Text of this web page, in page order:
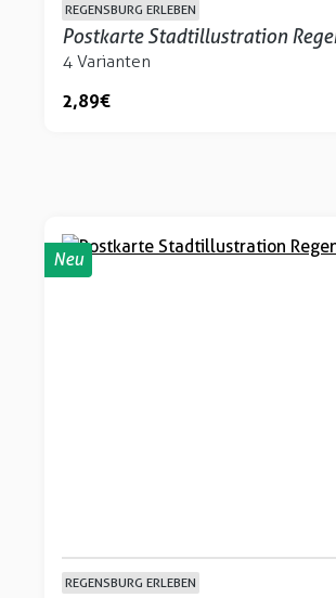
REGENSBURG ERLEBEN
Postkarte Stadtillustration
4 Varianten
2,89 €
Neu
REGENSBURG ERLEBEN